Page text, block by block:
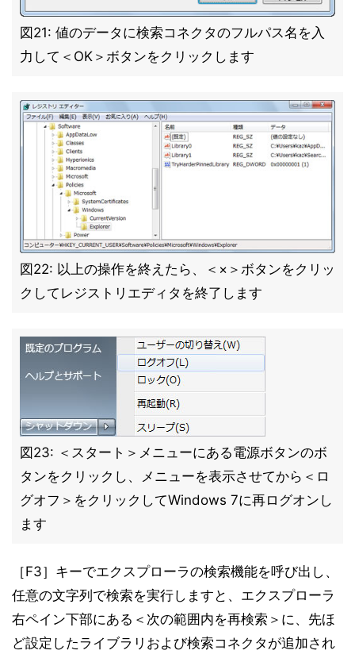
図21: 値のデータに検索コネクタのフルパス名を入
力して＜OK＞ボタンをクリックします
図22: 以上の操作を終えたら、＜×＞ボタンをクリッ
クしてレジストリエディタを終了します
図23: ＜スタート＞メニューにある電源ボタンのボ
タンをクリックし、メニューを表示させてから＜ロ
グオフ＞をクリックしてWindows 7に再ログオンし
ます
［F3］キーでエクスプローラの検索機能を呼び出し、
任意の文字列で検索を実行しますと、エクスプローラ
右ペイン下部にある＜次の範囲内を再検索＞に、先ほ
ど設定したライブラリおよび検索コネクタが追加され